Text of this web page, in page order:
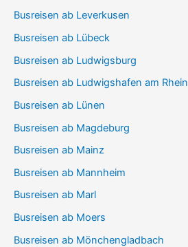
Busreisen ab Leverkusen
Busreisen ab Lübeck
Busreisen ab Ludwigsburg
Busreisen ab Ludwigshafen am Rhein
Busreisen ab Lünen
Busreisen ab Magdeburg
Busreisen ab Mainz
Busreisen ab Mannheim
Busreisen ab Marl
Busreisen ab Moers
Busreisen ab Mönchengladbach